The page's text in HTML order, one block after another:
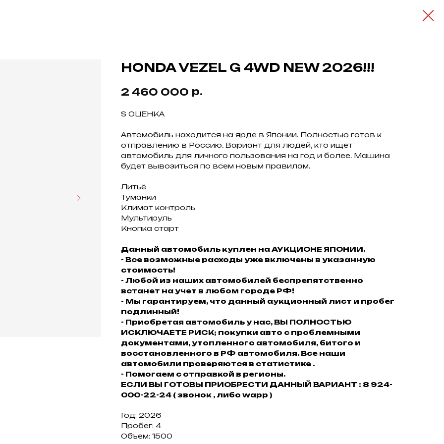
HONDA VEZEL G 4WD NEW 2026!!!
2 460 000 р.
S ОЦЕНКА
Автомобиль находится на ярде в Японии. Полностью готов к
отправлению в Россию. Вариант для людей, кто ищет
автомобиль для личного пользования на год и более. Машина
будет вывозиться по всем новым правилам.
Литьё
Туманки
Климат контроль
Мультируль
Кнопка старт
Данный автомобиль куплен на АУКЦИОНЕ ЯПОНИИ.
- Все возможные расходы уже включены в указанную
стоимость!
- Любой из наших автомобилей беспрепятственно
встанет на учет в любом городе РФ!
- Мы гарантируем, что данный аукционный лист и пробег
подлинный!
- Приобретая автомобиль у нас, ВЫ ПОЛНОСТЬЮ
ИСКЛЮЧАЕТЕ РИСК; покупки авто с проблемными
документами, утопленного автомобиля, битого и
восстановленного в РФ автомобиля. Все наши
автомобили проверяются в статистике .
- Помогаем с отправкой в регионы.
ЕСЛИ ВЫ ГОТОВЫ ПРИОБРЕСТИ ДАННЫЙ ВАРИАНТ : 8 924-
000-22-24 ( звонок , либо wapp )
Год: 2026
Пробег: 4
Объем: 1500